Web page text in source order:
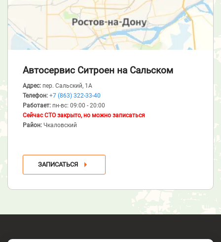
Автосервис Ситроен на Сальском
Адрес: пер. Сальский, 1А
Телефон: +7 (863) 322-33-40
Работает: пн-вс: 09:00 - 20:00
Сейчас СТО закрыто, но можно записаться
Район: Чкаловский
ЗАПИСАТЬСЯ